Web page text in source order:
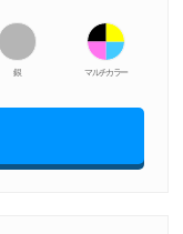
銀 マルチカラー